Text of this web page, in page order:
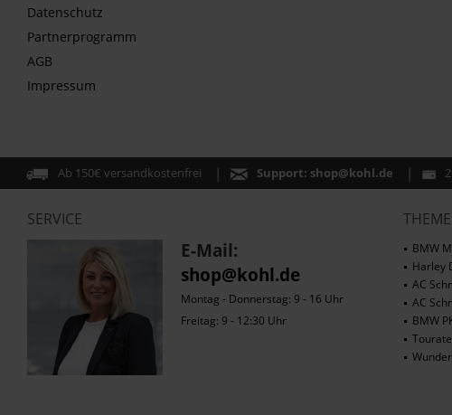
Datenschutz
Partnerprogramm
AGB
Impressum
Ab 150€ versandkostenfrei Support: shop@kohl.de
SERVICE
E-Mail:
shop@kohl.de
Montag - Donnerstag: 9 - 16 Uhr
Freitag: 9 - 12:30 Uhr
BMW
Harley
AC
AC
BMW